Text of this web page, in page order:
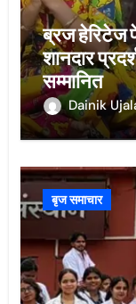
ब्रज हेरिटेज
शानदार
सम्मानित
Dainik
बृज समाचार